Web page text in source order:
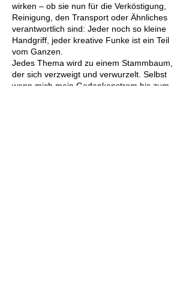
wirken – ob sie nun für die Verköstigung,
Reinigung, den Transport oder Ähnliches
verantwortlich sind: Jeder noch so kleine
Handgriff, jeder kreative Funke ist ein Teil
vom Ganzen.
Jedes Thema wird zu einem Stammbaum,
der sich verzweigt und verwurzelt. Selbst
wenn mich mein Gedankenstrom bis zum